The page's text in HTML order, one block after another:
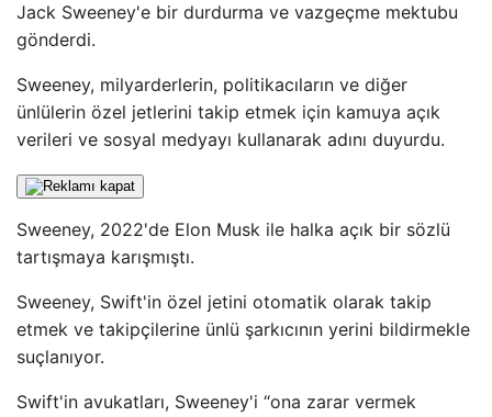
Jack Sweeney'e bir durdurma ve vazgeçme mektubu
gönderdi.
Sweeney, milyarderlerin, politikacıların ve diğer
ünlülerin özel jetlerini takip etmek için kamuya açık
verileri ve sosyal medyayı kullanarak adını duyurdu.
Sweeney, 2022'de Elon Musk ile halka açık bir sözlü
tartışmaya karışmıştı.
Sweeney, Swift'in özel jetini otomatik olarak takip
etmek ve takipçilerine ünlü şarkıcının yerini bildirmekle
suçlanıyor.
Swift'in avukatları, Sweeney'i “ona zarar vermek